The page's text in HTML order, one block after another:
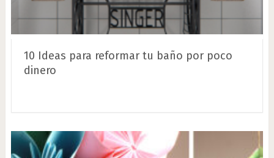
10 Ideas para reformar tu baño por poco
dinero